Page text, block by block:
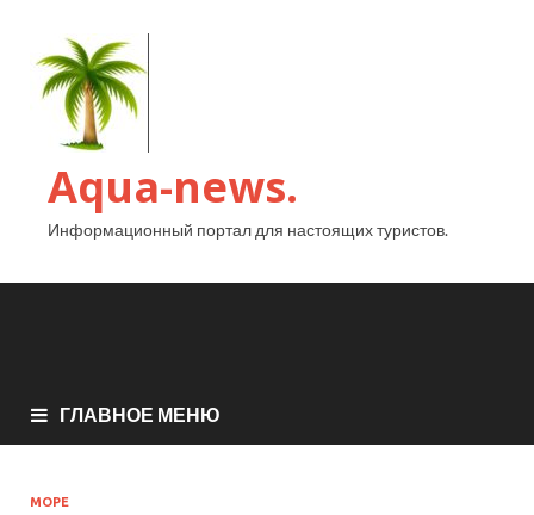
Aqua-news.
Информационный портал для настоящих туристов.
ГЛАВНОЕ МЕНЮ
МОРЕ